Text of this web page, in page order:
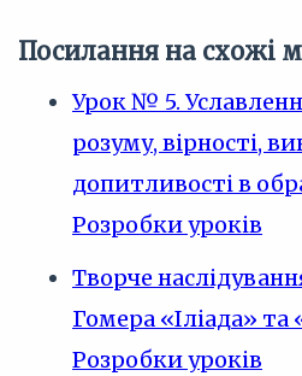
Посилання на схожі
Урок № 5.
розуму, вірності,
допитливості в
Розробки уроків
Творче
Гомера «Іліада» та
Розробки уроків